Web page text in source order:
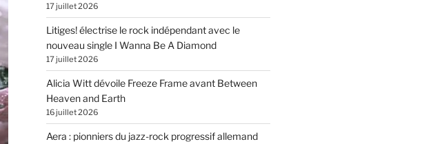
17 juillet 2026
Litiges! électrise le rock indépendant avec le
nouveau single I Wanna Be A Diamond
17 juillet 2026
Alicia Witt dévoile Freeze Frame avant Between
Heaven and Earth
16 juillet 2026
Aera : pionniers du jazz-rock progressif allemand